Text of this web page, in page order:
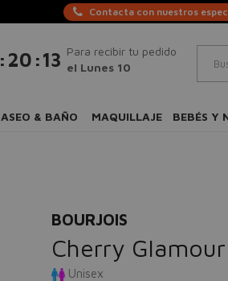
Contacta con nuestros
: 20 :12 Para recibir tu pedido
el Lunes 10
ASEO & BAÑO MAQUILLAJE BEBÉS Y
BOURJOIS
Cherry
Unisex